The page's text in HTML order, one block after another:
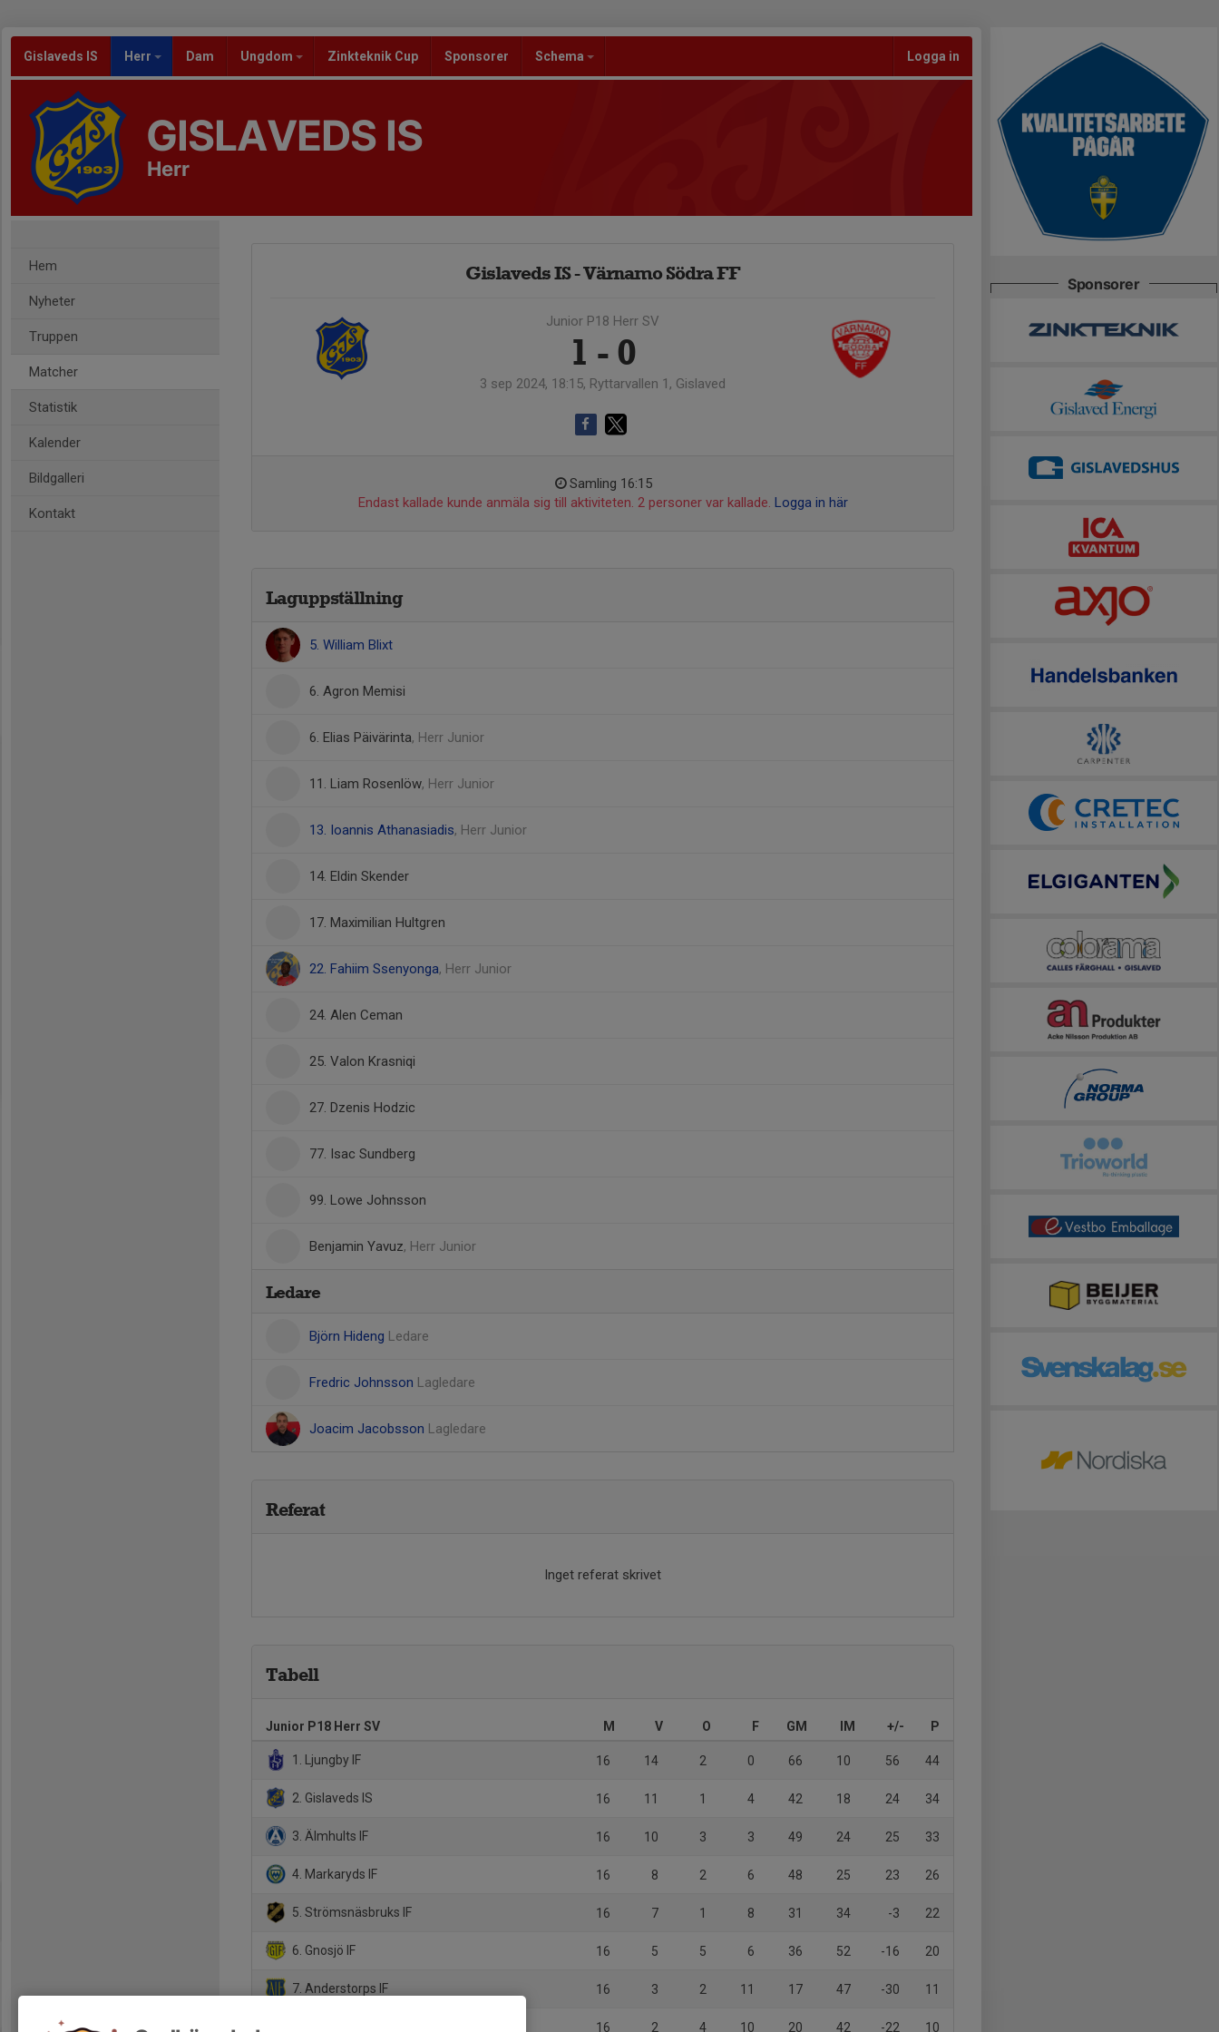
Gislaveds IS Herr Dam Ungdom Zinkteknik Cup Sponsorer Schema Logga in
GISLAVEDS IS
Herr
Hem
Nyheter
Truppen
Matcher
Statistik
Kalender
Bildgalleri
Kontakt
Gislaveds IS - Värnamo Södra FF
Junior P18 Herr SV
1 - 0
3 sep 2024, 18:15, Ryttarvallen 1, Gislaved
Samling 16:15
Endast kallade kunde anmäla sig till aktiviteten. 2 personer var kallade. Logga in här
Laguppställning
5. William Blixt
6. Agron Memisi
6. Elias Päivärinta, Herr Junior
11. Liam Rosenlöw, Herr Junior
13. Ioannis Athanasiadis, Herr Junior
14. Eldin Skender
17. Maximilian Hultgren
22. Fahiim Ssenyonga, Herr Junior
24. Alen Ceman
25. Valon Krasniqi
27. Dzenis Hodzic
77. Isac Sundberg
99. Lowe Johnsson
Benjamin Yavuz, Herr Junior
Ledare
Björn Hideng Ledare
Fredric Johnsson Lagledare
Joacim Jacobsson Lagledare
Referat
Inget referat skrivet
Tabell
Junior P18 Herr SV M V O F GM IM +/- P
1. Ljungby IF 16 14 2 0 66 10 56 44
2. Gislaveds IS 16 11 1 4 42 18 24 34
3. Älmhults IF 16 10 3 3 49 24 25 33
4. Markaryds IF 16 8 2 6 48 25 23 26
5. Strömsnäsbruks IF 16 7 1 8 31 34 -3 22
6. Gnosjö IF 16 5 5 6 36 52 -16 20
7. Anderstorps IF 16 3 2 11 17 47 -30 11
16 2 4 10 20 42 -22 10
Sponsorer